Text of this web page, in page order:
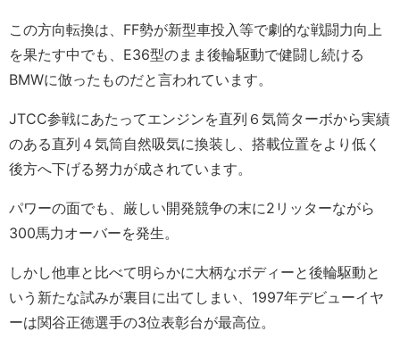
この方向転換は、FF勢が新型車投入等で劇的な戦闘力向上
を果たす中でも、E36型のまま後輪駆動で健闘し続ける
BMWに倣ったものだと言われています。
JTCC参戦にあたってエンジンを直列６気筒ターボから実績
のある直列４気筒自然吸気に換装し、搭載位置をより低く
後方へ下げる努力が成されています。
パワーの面でも、厳しい開発競争の末に2リッターながら
300馬力オーバーを発生。
しかし他車と比べて明らかに大柄なボディーと後輪駆動と
いう新たな試みが裏目に出てしまい、1997年デビューイヤ
ーは関谷正徳選手の3位表彰台が最高位。